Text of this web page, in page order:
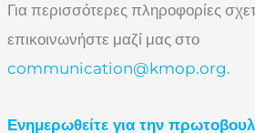
Για περισσότερες πληροφορίες
επικοινωνήστε μαζί μας στο
communication@kmop.org.
Ενημερωθείτε για την